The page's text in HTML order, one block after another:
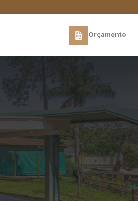
Orçamento